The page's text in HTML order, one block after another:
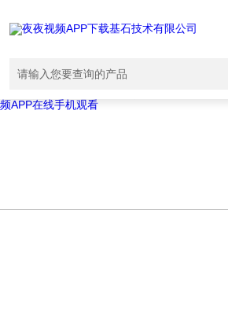
/www/wwwroot/T1.COM/func.phpon line
file_put_contents(./cachefile_yuan/
failed to open stream: No such file or directory
/www/wwwroot/T1.COM/func.php
夜夜视频APP下载,夜夜爽视频APP看片,夜夜
频APP在线手机观看